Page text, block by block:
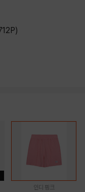
인디 핑크